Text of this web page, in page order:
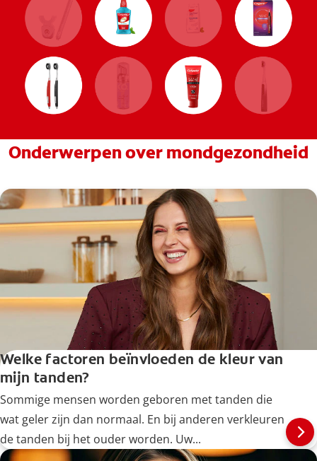
Onderwerpen over mondgezondheid
Welke factoren beïnvloeden de kleur van
mijn tanden?
Sommige mensen worden geboren met tanden die
wat geler zijn dan normaal. En bij anderen verkleuren
de tanden bij het ouder worden. Uw...